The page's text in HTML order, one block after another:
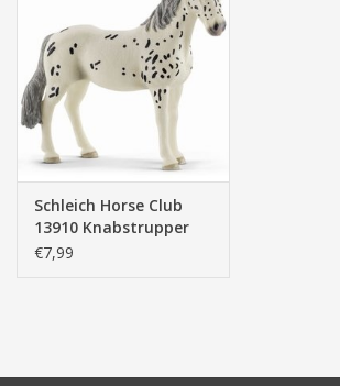
Elektra
Baby & Peuter
Speelgoed & hobby
Cadeau & feest
Schleich Horse Club
13910 Knabstrupper
Merrie
€7,99